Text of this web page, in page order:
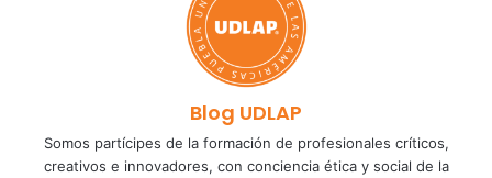
Blog UDLAP
Somos partícipes de la formación de profesionales críticos,
creativos e innovadores, con conciencia ética y social de la